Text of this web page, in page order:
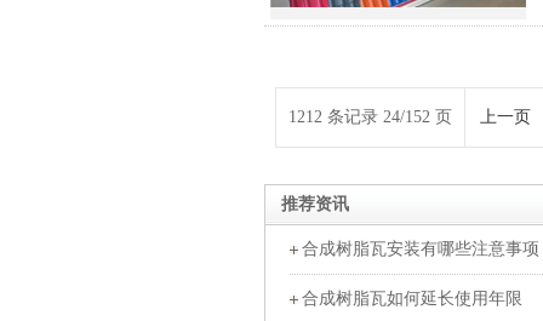
1212 条记录 24/152 页 上一页
推荐资讯
合成树脂瓦安装有哪些注意事项
合成树脂瓦如何延长使用年限